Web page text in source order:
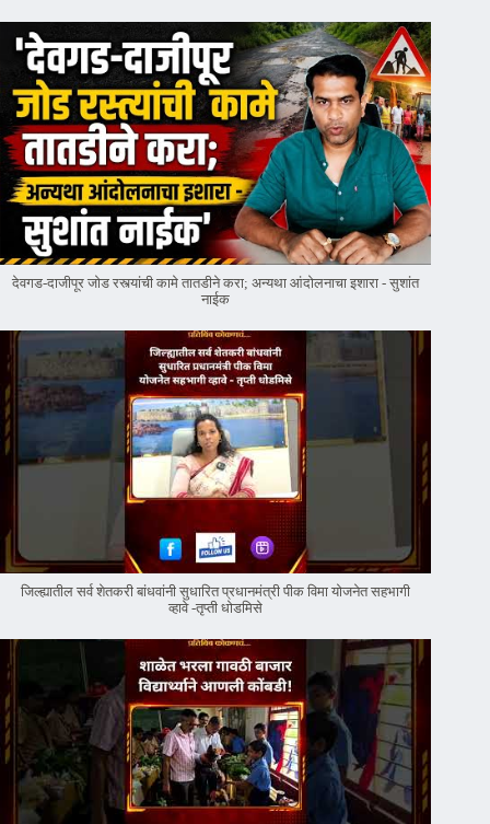
देवगड-दाजीपूर जोड रस्त्यांची कामे तातडीने करा; अन्यथा आंदोलनाचा इशारा - सुशांत
नाईक
जिल्ह्यातील सर्व शेतकरी बांधवांनी सुधारित प्रधानमंत्री पीक विमा योजनेत सहभागी
व्हावे -तृप्ती धोडमिसे